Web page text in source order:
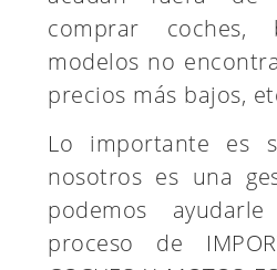
comprar
modelos no
precios más bajos,
Lo importante es
nosotros es una
podemos
proceso de